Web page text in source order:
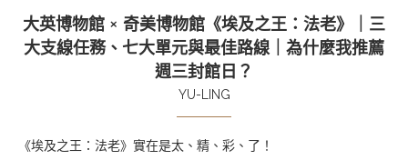
大英博物館 × 奇美博物館《埃及之王：法老》｜三
大支線任務、七大單元與最佳路線｜為什麼我推薦
週三封館日？
YU-LING
《埃及之王：法老》實在是太、精、彩、了！